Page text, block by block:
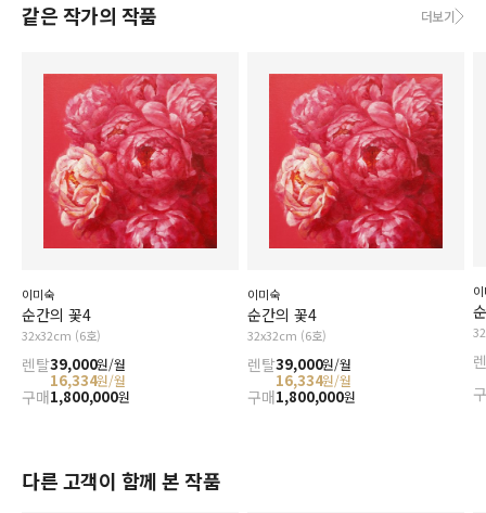
같은 작가의 작품 더보기
이미숙
순간의 꽃4
32x32cm (6호)
렌탈39,000원/월
16,334원/월
구매1,800,000원
이미숙
순간의 꽃4
32x32cm (6호)
렌탈39,000원/월
16,334원/월
구매1,800,000원
다른 고객이 함께 본 작품